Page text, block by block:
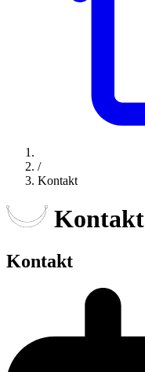
/
Kontakt
Kontakt
Kontakt